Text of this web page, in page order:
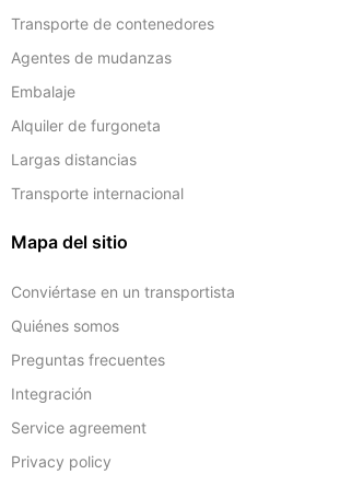
Transporte de contenedores
Agentes de mudanzas
Embalaje
Alquiler de furgoneta
Largas distancias
Transporte internacional
Mapa del sitio
Conviértase en un transportista
Quiénes somos
Preguntas frecuentes
Integración
Service agreement
Privacy policy